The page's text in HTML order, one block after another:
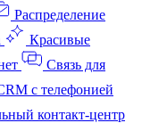
Распределение
Красивые
Связь для
с телефонией
контакт‑центр